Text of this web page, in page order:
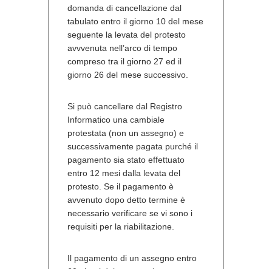
domanda di cancellazione dal
tabulato entro il giorno 10 del mese
seguente la levata del protesto
avvvenuta nell’arco di tempo
compreso tra il giorno 27 ed il
giorno 26 del mese successivo.
Si può cancellare dal Registro
Informatico una cambiale
protestata (non un assegno) e
successivamente pagata purché il
pagamento sia stato effettuato
entro 12 mesi dalla levata del
protesto. Se il pagamento è
avvenuto dopo detto termine è
necessario verificare se vi sono i
requisiti per la riabilitazione.
Il pagamento di un assegno entro